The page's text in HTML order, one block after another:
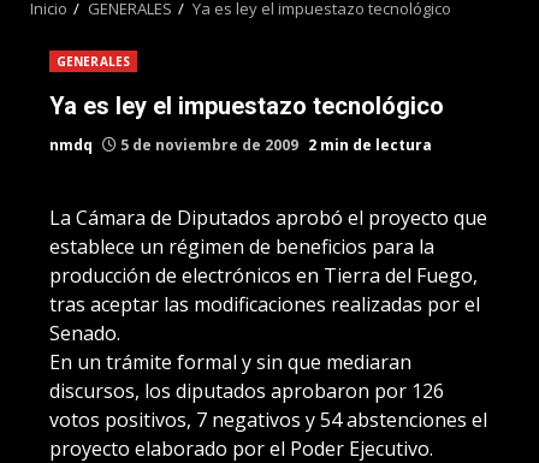
Inicio GENERALES Ya es ley el impuestazo tecnológico
GENERALES
Ya es ley el impuestazo tecnológico
nmdq 5 de noviembre de 2009 2 min de lectura
La Cámara de Diputados aprobó el proyecto que
establece un régimen de beneficios para la
producción de electrónicos en Tierra del Fuego,
tras aceptar las modificaciones realizadas por el
Senado.
En un trámite formal y sin que mediaran
discursos, los diputados aprobaron por 126
votos positivos, 7 negativos y 54 abstenciones el
proyecto elaborado por el Poder Ejecutivo.